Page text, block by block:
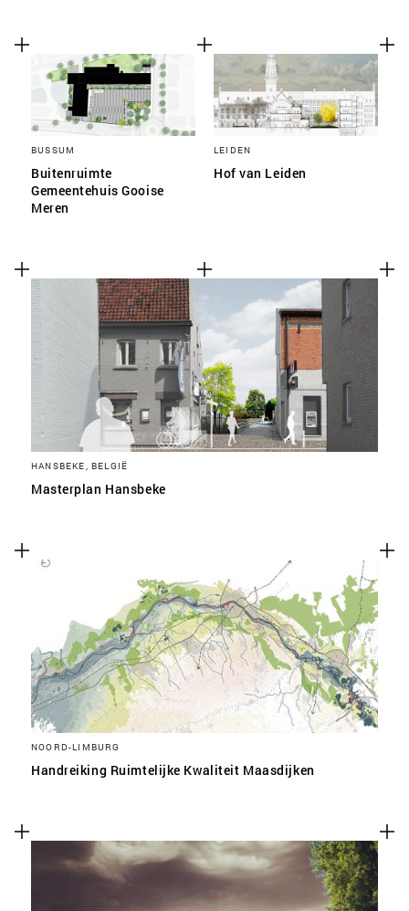
BUSSUM
Buitenruimte
Gemeentehuis Gooise
Meren
LEIDEN
Hof van Leiden
HANSBEKE, BELGIË
Masterplan Hansbeke
NOORD-LIMBURG
Handreiking Ruimtelijke Kwaliteit Maasdijken